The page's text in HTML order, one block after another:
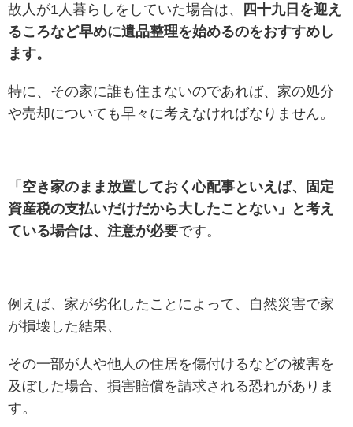
故人が1人暮らしをしていた場合は、
四十九日を迎え
るころなど早めに遺品整理を始めるのをおすすめし
ます。
特に、その家に誰も住まないのであれば、家の処分
や売却についても早々に考えなければなりません。
「空き家のまま放置しておく心配事といえば、固定
資産税の支払いだけだから大したことない」と考え
ている場合は、注意が必要です。
例えば、家が劣化したことによって、自然災害で家
が損壊した結果、
その一部が人や他人の住居を傷付けるなどの被害を
及ぼした場合、損害賠償を請求される恐れがありま
す。